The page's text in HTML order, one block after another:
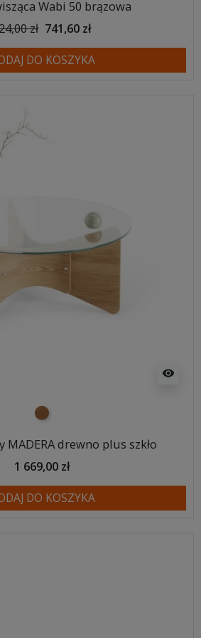
Wabi 50 brązowa
zł 741,60 zł
DO KOSZYKA
visibility
naturalne drewno
drewno plus szkło
1 669,00 zł
DO KOSZYKA